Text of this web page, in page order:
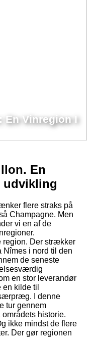
En Vinregion I
En
udvikling
flere straks på
Champagne. Men
vi en af de
region. Der strækker
Nîmes i nord til den
de seneste
en stor leverandør
kilde til
I denne
tur gennem
historie.
ikke mindst de flere
Der gør regionen